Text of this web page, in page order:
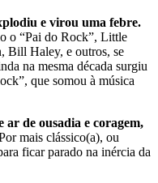
e virou uma febre.
o “Pai do Rock”, Little
Bill Haley, e outros, se
na mesma década surgiu
que somou à música
ar de ousadia e coragem,
mais clássico(a), ou
ficar parado na inércia da